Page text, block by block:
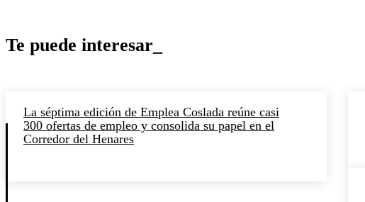
Te puede interesar_
La séptima edición de Emplea Coslada reúne casi
300 ofertas de empleo y consolida su papel en el
Corredor del Henares